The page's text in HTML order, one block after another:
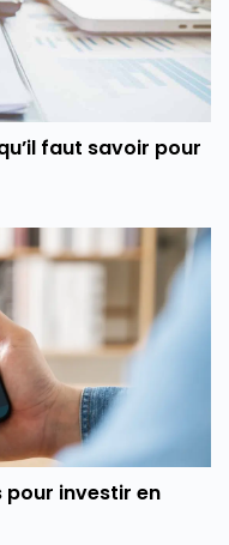
faut savoir pour
investir en